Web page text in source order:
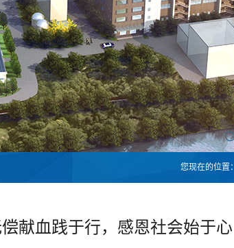
您现在的位置：
献血践于行，感恩社会始于心